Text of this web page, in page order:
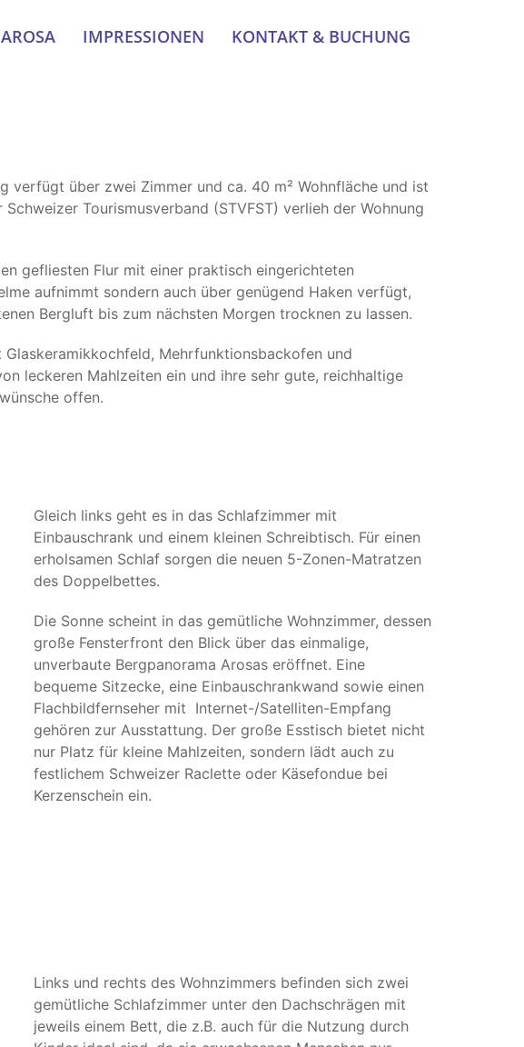
IMPRESSIONEN KONTAKT & BUCHUNG
verfügt über zwei Zimmer und ca. 40 m² Wohnfläche und ist
Tourismusverband (STVFST) verlieh der Wohnung
gefliesten Flur mit einer praktisch eingerichteten
aufnimmt sondern auch über genügend Haken verfügt,
Bergluft bis zum nächsten Morgen trocknen zu lassen.
Glaskeramikkochfeld, Mehrfunktionsbackofen und
leckeren Mahlzeiten ein und ihre sehr gute, reichhaltige
offen.
Gleich links geht es in das Schlafzimmer mit
Einbauschrank und einem kleinen Schreibtisch. Für einen
erholsamen Schlaf sorgen die neuen 5-Zonen-Matratzen
des Doppelbettes.
Die Sonne scheint in das gemütliche Wohnzimmer, dessen
große Fensterfront den Blick über das einmalige,
unverbaute Bergpanorama Arosas eröffnet. Eine
bequeme Sitzecke, eine Einbauschrankwand sowie einen
Flachbildfernseher mit Internet-/Satelliten-Empfang
gehören zur Ausstattung. Der große Esstisch bietet nicht
nur Platz für kleine Mahlzeiten, sondern lädt auch zu
festlichem Schweizer Raclette oder Käsefondue bei
Kerzenschein ein.
Links und rechts des Wohnzimmers befinden sich zwei
gemütliche Schlafzimmer unter den Dachschrägen mit
jeweils einem Bett, die z.B. auch für die Nutzung durch